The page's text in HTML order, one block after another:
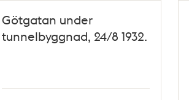
Götgatan under
tunnelbyggnad, 24/8 1932.